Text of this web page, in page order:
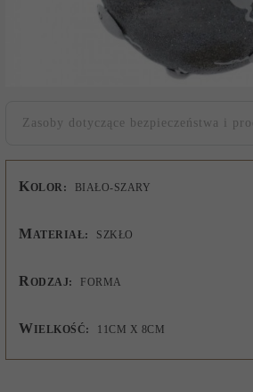
Zasoby dotyczące bezpieczeństwa i
KOLOR: BIAŁO-SZARY
MATERIAŁ: SZKŁO
R ODZAJ: FORMA
W IELKOŚĆ: 11CM X 8CM